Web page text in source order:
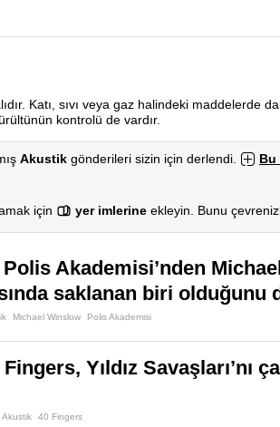
Katı, sıvı veya gaz halindeki maddelerde
kontrolü de vardır.
Akustik gönderileri sizin için derlendi. Bu
için
yer imlerine ekleyin. Bunu
Akademisi’nden
saklanan biri olduğunu
Michael Winslow Polis Akademisi
Yıldız Savaşları’nı
Akustik 40 Fingers